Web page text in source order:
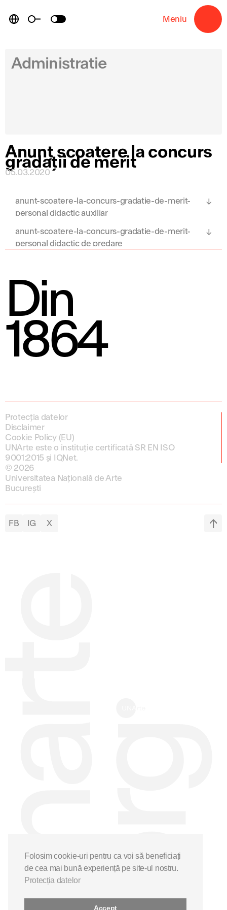
content
Meniu
Administratie
Anunț scoatere la concurs
gradații de merit
05.03.2020
anunt-scoatere-la-concurs-gradatie-de-merit-
personal didactic auxiliar
anunt-scoatere-la-concurs-gradatie-de-merit-
personal didactic de predare
Din
1864
Protecția datelor
Disclaimer
Cookie Policy (EU)
UNArte este o instituție certificată SR EN ISO
9001:2015 și IQNet.
© 2026
Universitatea Națională de Arte
București
FB IG X
Folosim cookie-uri pentru ca voi să beneficiați
de cea mai bună experiență pe site-ul nostru.
Protecția datelor
Accept